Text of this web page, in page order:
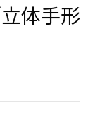
体手形